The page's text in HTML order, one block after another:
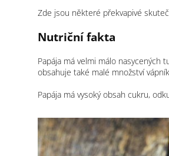
Zde jsou některé překvapivé
Nutriční fakta
Papája má velmi málo nasycených
obsahuje také malé množství
Papája má vysoký obsah cukru,